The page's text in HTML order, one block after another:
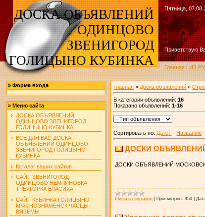
ДОСКА ОБЪЯВЛЕНИЙ
ОДИНЦОВО
ЗВЕНИГОРОД
ГОЛИЦЫНО КУБИНКА
Пятница,
Приветствую
Главная|ИЗ
»Форма входа
»Меню сайта
ДОСКА ОБЪЯВЛЕНИЙ
ОДИНЦОВО ЗВЕНИГОРОД
ГОЛИЦЫНО КУБИНКА
ВСЁ ДЛЯ ВАС ДОСКА
ОБЪЯВЛЕНИЙ ОДИНЦОВО
ЗВЕНИГОРОД ГОЛИЦЫНО
КУБИНКА
Каталог ваших сайтов
САЙТ ЗВЕНИГОРОД
ОДИНЦОВО НЕМЧИНОВКА
ТРЁХГОРКА ВЛАСИХА
САЙТ КУБИНКА ГОЛИЦЫНО
КРАСНОЗНАМЕНСК ЧАСЦЫ
ВЯЗЁМЫ
Главная » Доска объявлений »
В категории объявлений:16
Показано объявлений:1-16
Сортировать по: Дате · Названию ·
ДОСКИ
ДОСКИ ОБЪЯВЛЕНИЙ
Шины и покрышки Просмотров: 950